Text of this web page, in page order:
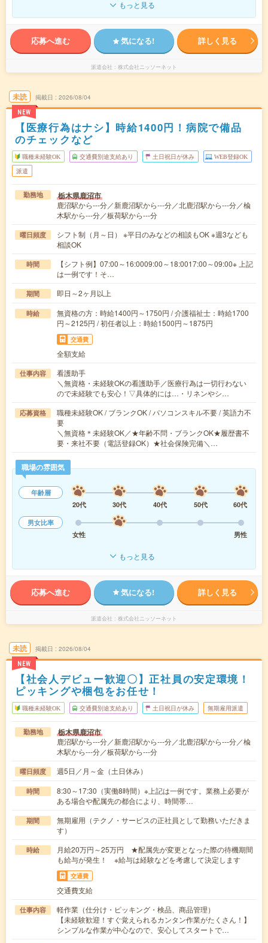
もっと見る
応募へ進む 気になる! 詳しく見る
派遣会社 株式会社ニッソーネット
未読
NEW
掲載日 2026/08/04
【医療行為はナシ】時給1400円！病院で備品
のチェックなど
職種未経験OK 交通費別途支給あり 土日祝日が休み WEB登録OK
派遣
勤務地 栃木県鹿沼市
鹿沼駅から---分／新鹿沼駅から---分／北鹿沼駅から---分／楡
木駅から---分／板荷駅から---分
曜日頻度
シフト制（月～日） ※平日のみなどの相談もOK ※週3なども
相談OK
時間
【シフト例】07:00～16:0009:00～18:0017:00～09:00※ 上記
は一例です！そ…
期間 即日～2ヶ月以上
時給
無資格の方：時給1400円～1750円 / 介護福祉士：時給1700
円～2125円 / 初任者以上：時給1500円～1875円
交通費
全額支給
仕事内容
看護助手
＼無資格・未経験OKの看護助手／医療行為は一切行わない
ので未経験でも安心！▽具体的には…・リネンやシ…
応募資格
職種未経験OK / ブランクOK / パソコンスキル不要 / 英語力不
要
＼無資格＊未経験OK／★年齢不問・ブランクOK★履歴書不
要・来社不要（電話登録OK）★社会保険完備＼…
職場の雰囲気
年齢層
20代
30代 40代 50代
60代
男女比率
女性
男性
もっと見る
応募へ進む 気になる! 詳しく見る
派遣会社 株式会社ニッソーネット
未読
NEW
掲載日 2026/08/04
【社会人デビュー歓迎〇】正社員の安定環境！
ピッキングや梱包をお任せ！
職種未経験OK 交通費別途支給あり 土日祝日が休み 無期雇用派遣
勤務地 栃木県鹿沼市
鹿沼駅から---分／新鹿沼駅から---分／北鹿沼駅から---分／楡
木駅から---分／板荷駅から---分
曜日頻度 週5日／月～金（土日休み）
時間
8:30～17:30（実働8時間）※上記は一例です。業務上必要が
ある場合や配属先の都合により、時間帯…
期間
無期雇用（テクノ・サービスの正社員として勤務いただきま
す）
時給
月給20万円～25万円 ★配属先が変更となった際の待機期間
も給与が発生！ ※給与は経験などを考慮して決定します
交通費
交通費支給
仕事内容
軽作業（仕分け・ピッキング・検品、商品管理）
【未経験歓迎！すぐ覚えられるカンタン作業がたくさん！】
シンプルな作業が中心なので、安心してスタートで…